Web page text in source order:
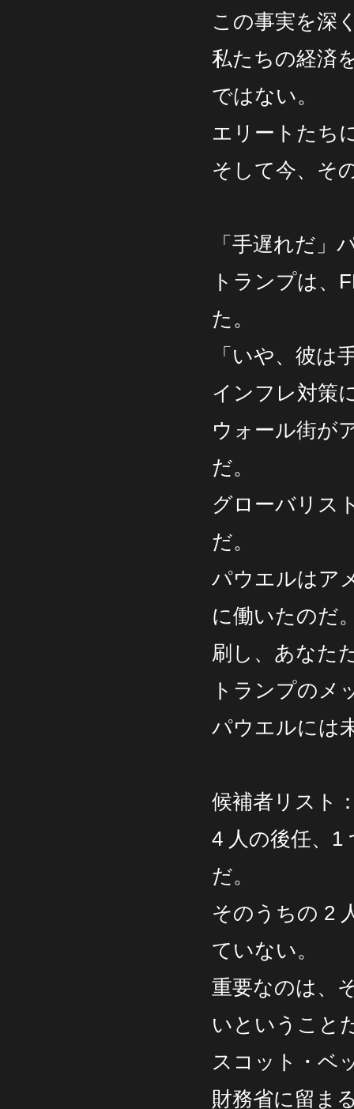
この事実を深
私たちの経済
ではない。
エリートたち
そして今、そ
「手遅れだ
トランプは、
た。
「いや、彼は
インフレ対策
ウォール街が
だ。
グローバリス
だ。
パウエルはア
に働いたのだ
刷し、あなた
トランプのメ
パウエルには
候補者リスト
4 人の後任、1
だ。
そのうちの 2
ていない。
重要なのは、
いということ
スコット・ベ
財務省に留ま